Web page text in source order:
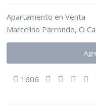
Apartamento en Venta
Marcelino Parrondo, O
1606